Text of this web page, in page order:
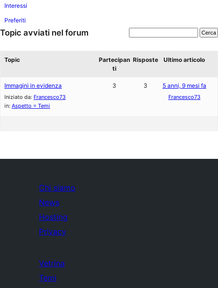
Interessi
Preferiti
Topic avviati nel forum
Topic
Partecipan
ti
Risposte Ultimo articolo
Immagini in evidenza
Iniziato da: Francesco73
in: Aspetto = Temi
3 3 5 anni, 9 mesi fa
Francesco73
Chi siamo
News
Hosting
Privacy
Vetrina
Temi